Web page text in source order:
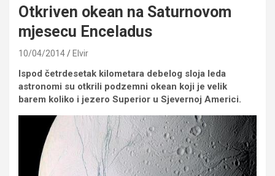
Otkriven okean na Saturnovom
mjesecu Enceladus
10/04/2014 Elvir
Ispod četrdesetak kilometara debelog sloja leda
astronomi su otkrili podzemni okean koji je velik
barem koliko i jezero Superior u Sjevernoj Americi.